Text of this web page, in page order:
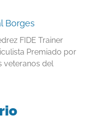
Borges
FIDE Trainer
Premiado por
veteranos del